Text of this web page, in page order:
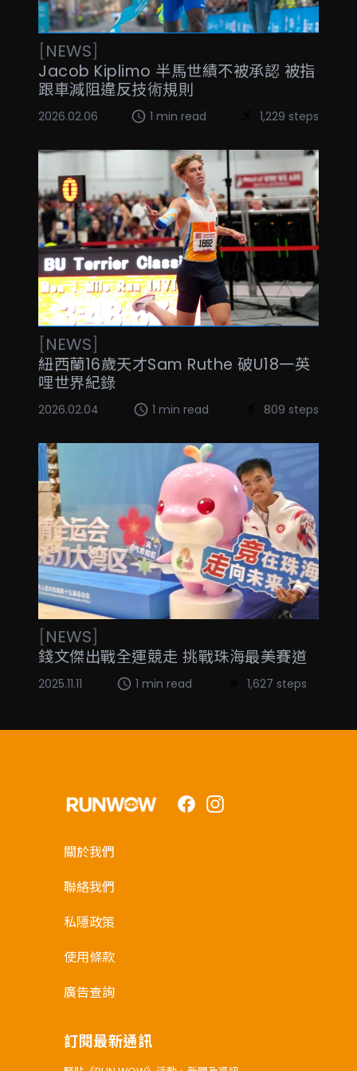
[NEWS]
Jacob Kiplimo 半馬世績不被承認 被指
跟車減阻違反技術規則
2026.02.06 1 min read 1,229 steps
[NEWS]
紐西蘭16歲天才Sam Ruthe 破U18一英
哩世界紀錄
2026.02.04 1 min read 809 steps
[NEWS]
錢文傑出戰全運競走 挑戰珠海最美賽道
2025.11.11 1 min read 1,627 steps
FacebookInstagram
關於我們
聯絡我們
私隱政策
使用條款
廣告查詢
訂閱最新通訊